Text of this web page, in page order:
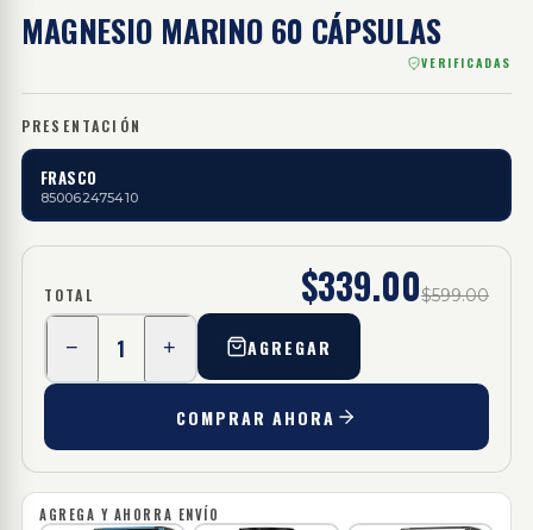
MAGNESIO MARINO 60 CÁPSULAS
VERIFICADAS
PRESENTACIÓN
FRASCO
850062475410
TOTAL $339.00$599.00
− 1 + AGREGAR
COMPRAR AHORA
AGREGA Y AHORRA ENVÍO